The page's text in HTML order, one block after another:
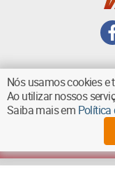
Diários
Nós usamos cookies e
Ao utilizar nossos
Saiba mais em Política